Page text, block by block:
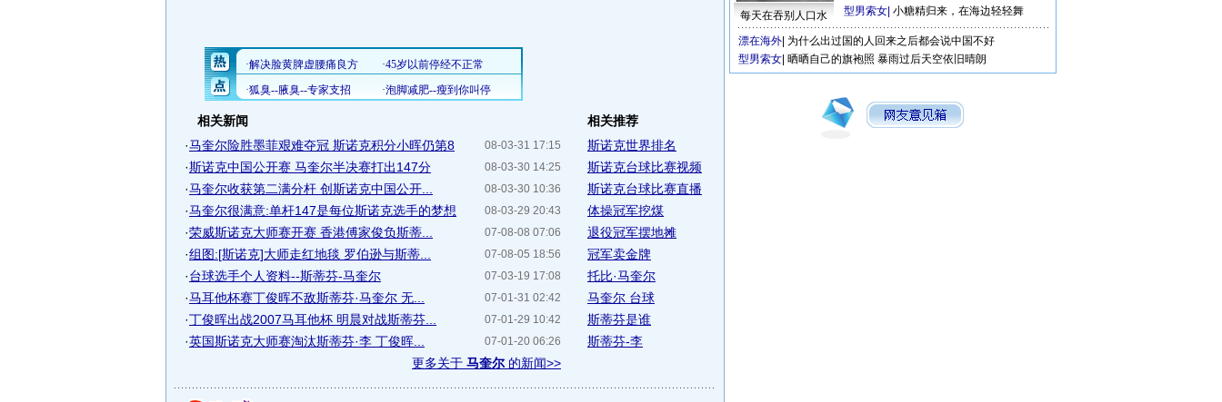
相关新闻
08-03-31 17:15
·马奎尔险胜墨菲艰难夺冠 斯诺克积分小晖仍第8
08-03-30 14:25
·斯诺克中国公开赛 马奎尔半决赛打出147分
08-03-30 10:36
·马奎尔收获第二满分杆 创斯诺克中国公开...
08-03-29 20:43
·马奎尔很满意:单杆147是每位斯诺克选手的梦想
07-08-08 07:06
·荣威斯诺克大师赛开赛 香港傅家俊负斯蒂...
07-08-05 18:56
·组图:[斯诺克]大师走红地毯 罗伯逊与斯蒂...
07-03-19 17:08
·台球选手个人资料--斯蒂芬-马奎尔
07-01-31 02:42
·马耳他杯赛丁俊晖不敌斯蒂芬·马奎尔 无...
07-01-29 10:42
·丁俊晖出战2007马耳他杯 明晨对战斯蒂芬...
07-01-20 06:26
·英国斯诺克大师赛淘汰斯蒂芬·李 丁俊晖...
更多关于 马奎尔 的新闻>>
相关推荐
斯诺克世界排名
斯诺克台球比赛视频
斯诺克台球比赛直播
体操冠军挖煤
退役冠军摆地摊
冠军卖金牌
托比·马奎尔
马奎尔 台球
斯蒂芬是谁
斯蒂芬-李
每天在吞别人口水
型男索女 小糖精归来，在海边轻轻舞
漂在海外 为什么出过国的人回来之后都会说中国不好
型男索女 晒晒自己的旗袍照 暴雨过后天空依旧晴朗